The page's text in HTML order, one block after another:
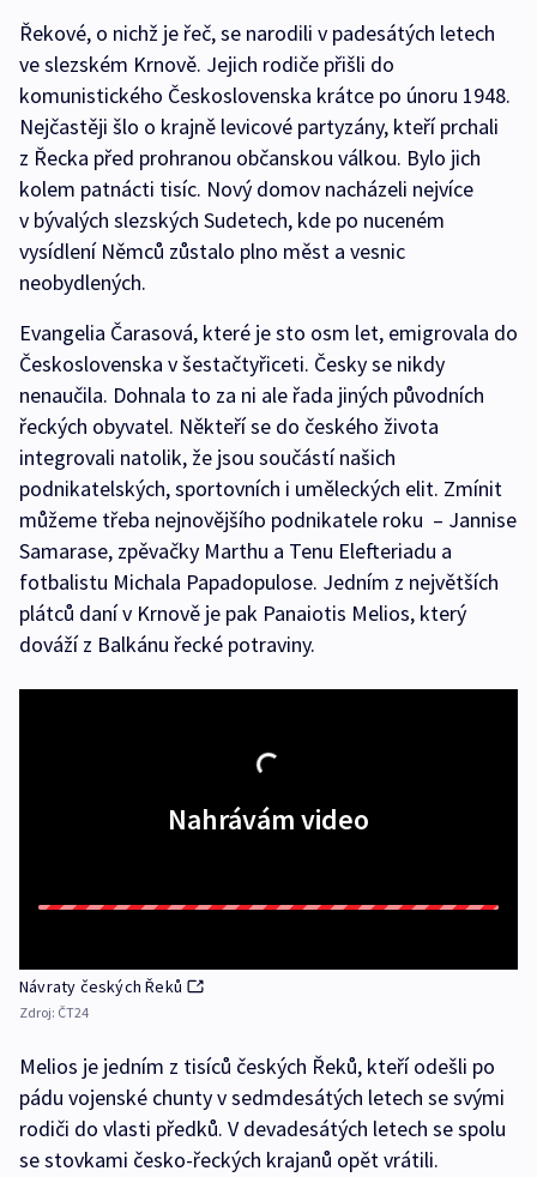
Řekové, o nichž je řeč, se narodili v padesátých letech
ve slezském Krnově. Jejich rodiče přišli do
komunistického Československa krátce po únoru 1948.
Nejčastěji šlo o krajně levicové partyzány, kteří prchali
z Řecka před prohranou občanskou válkou. Bylo jich
kolem patnácti tisíc. Nový domov nacházeli nejvíce
v bývalých slezských Sudetech, kde po nuceném
vysídlení Němců zůstalo plno měst a vesnic
neobydlených.
Evangelia Čarasová, které je sto osm let, emigrovala do
Československa v šestačtyřiceti. Česky se nikdy
nenaučila. Dohnala to za ni ale řada jiných původních
řeckých obyvatel. Někteří se do českého života
integrovali natolik, že jsou součástí našich
podnikatelských, sportovních i uměleckých elit. Zmínit
můžeme třeba nejnovějšího podnikatele roku – Jannise
Samarase, zpěvačky Marthu a Tenu Elefteriadu a
fotbalistu Michala Papadopulose. Jedním z největších
plátců daní v Krnově je pak Panaiotis Melios, který
dováží z Balkánu řecké potraviny.
Nahrávám video
Návraty českých Řeků
Zdroj: ČT24
Melios je jedním z tisíců českých Řeků, kteří odešli po
pádu vojenské chunty v sedmdesátých letech se svými
rodiči do vlasti předků. V devadesátých letech se spolu
se stovkami česko-řeckých krajanů opět vrátili.